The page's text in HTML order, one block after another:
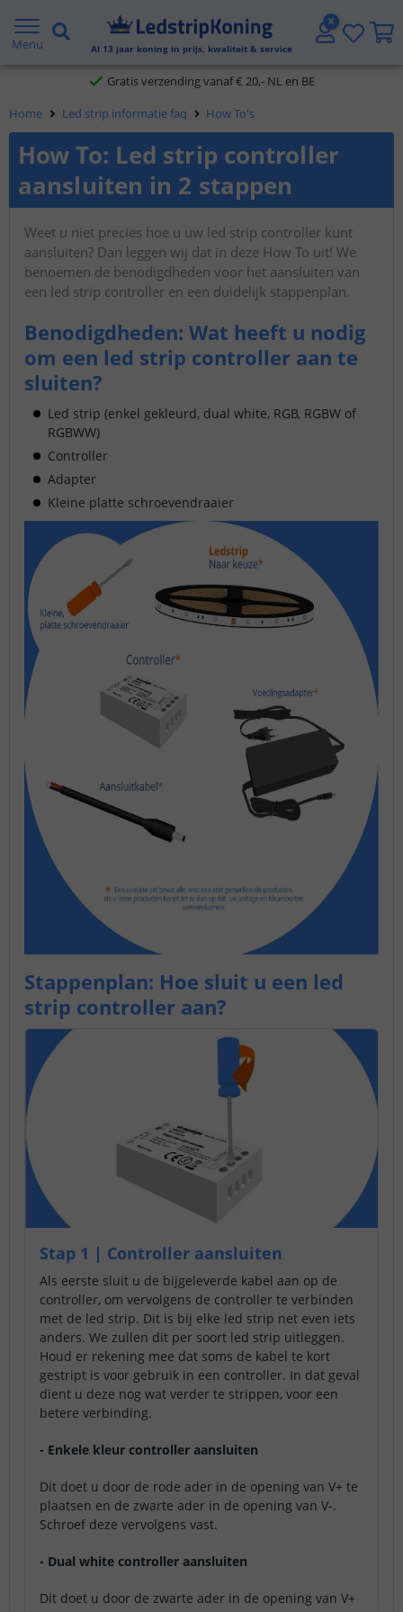
Menu Al 13 jaar koning in prijs, kwaliteit & service
5 jaar garantie
Gratis verzending vanaf € 20,- NL en BE
Klantbeoordeling 9.1
Voor 23:45 uur besteld,morgen in huis
Home Led strip informatie faq How To's
How To: Led strip controller
aansluiten in 2 stappen
Weet u niet precies hoe u uw led strip controller kunt
aansluiten? Dan leggen wij dat in deze How To uit! We
benoemen de benodigdheden voor het aansluiten van
een led strip controller en een duidelijk stappenplan.
Benodigdheden: Wat heeft u nodig
om een led strip controller aan te
sluiten?
Led strip (enkel gekleurd, dual white, RGB, RGBW of
RGBWW)
Controller
Adapter
Kleine platte schroevendraaier
Stappenplan: Hoe sluit u een led
strip controller aan?
Stap 1 | Controller aansluiten
Als eerste sluit u de bijgeleverde kabel aan op de
controller, om vervolgens de controller te verbinden
met de led strip. Dit is bij elke led strip net even iets
anders. We zullen dit per soort led strip uitleggen.
Houd er rekening mee dat soms de kabel te kort
gestript is voor gebruik in een controller. In dat geval
dient u deze nog wat verder te strippen, voor een
betere verbinding.
- Enkele kleur controller aansluiten
Dit doet u door de rode ader in de opening van V+ te
plaatsen en de zwarte ader in de opening van V-.
Schroef deze vervolgens vast.
- Dual white controller aansluiten
Dit doet u door de zwarte ader in de opening van V+